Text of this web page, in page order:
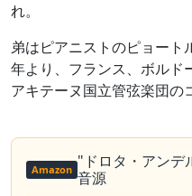
れ。
弟はピアニストのピョート
年より、フランス、ボルド
アキテーヌ国立管弦楽団の
Amazon "ドロタ・アンデ
音源